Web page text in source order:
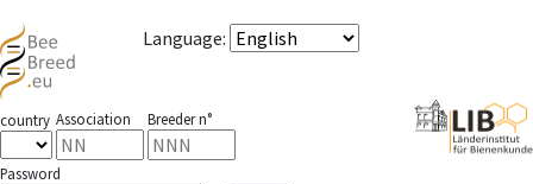
Language:
country Association Breeder n°
Password